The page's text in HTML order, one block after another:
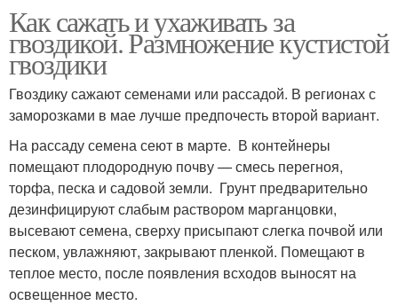
Как сажать и ухаживать за
гвоздикой. Размножение кустистой
гвоздики
Гвоздику сажают семенами или рассадой. В регионах с
заморозками в мае лучше предпочесть второй вариант.
На рассаду семена сеют в марте. В контейнеры
помещают плодородную почву — смесь перегноя,
торфа, песка и садовой земли. Грунт предварительно
дезинфицируют слабым раствором марганцовки,
высевают семена, сверху присыпают слегка почвой или
песком, увлажняют, закрывают пленкой. Помещают в
теплое место, после появления всходов выносят на
освещенное место.